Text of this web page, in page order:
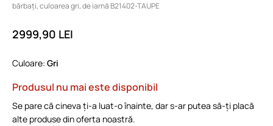
bărbați, culoarea gri, de iarnă B21402-TAUPE
2999,90 LEI
Culoare: gri
Produsul nu mai este disponibil
Se pare că cineva ți-a luat-o înainte, dar s-ar putea să-ți placă
alte produse din oferta noastră.